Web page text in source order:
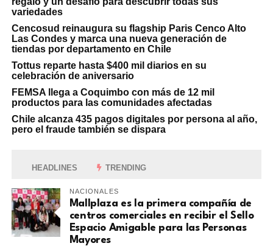
variedades
Cencosud reinaugura su flagship Paris Cenco Alto
Las Condes y marca una nueva generación de
tiendas por departamento en Chile
Tottus reparte hasta $400 mil diarios en su
celebración de aniversario
FEMSA llega a Coquimbo con más de 12 mil
productos para las comunidades afectadas
Chile alcanza 435 pagos digitales por persona al año,
pero el fraude también se dispara
HEADLINES TRENDING
NACIONALES
Mallplaza es la primera compañía de
centros comerciales en recibir el Sello
Espacio Amigable para las Personas
Mayores